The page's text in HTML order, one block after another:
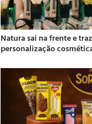
Natura sai na frente e
personalização